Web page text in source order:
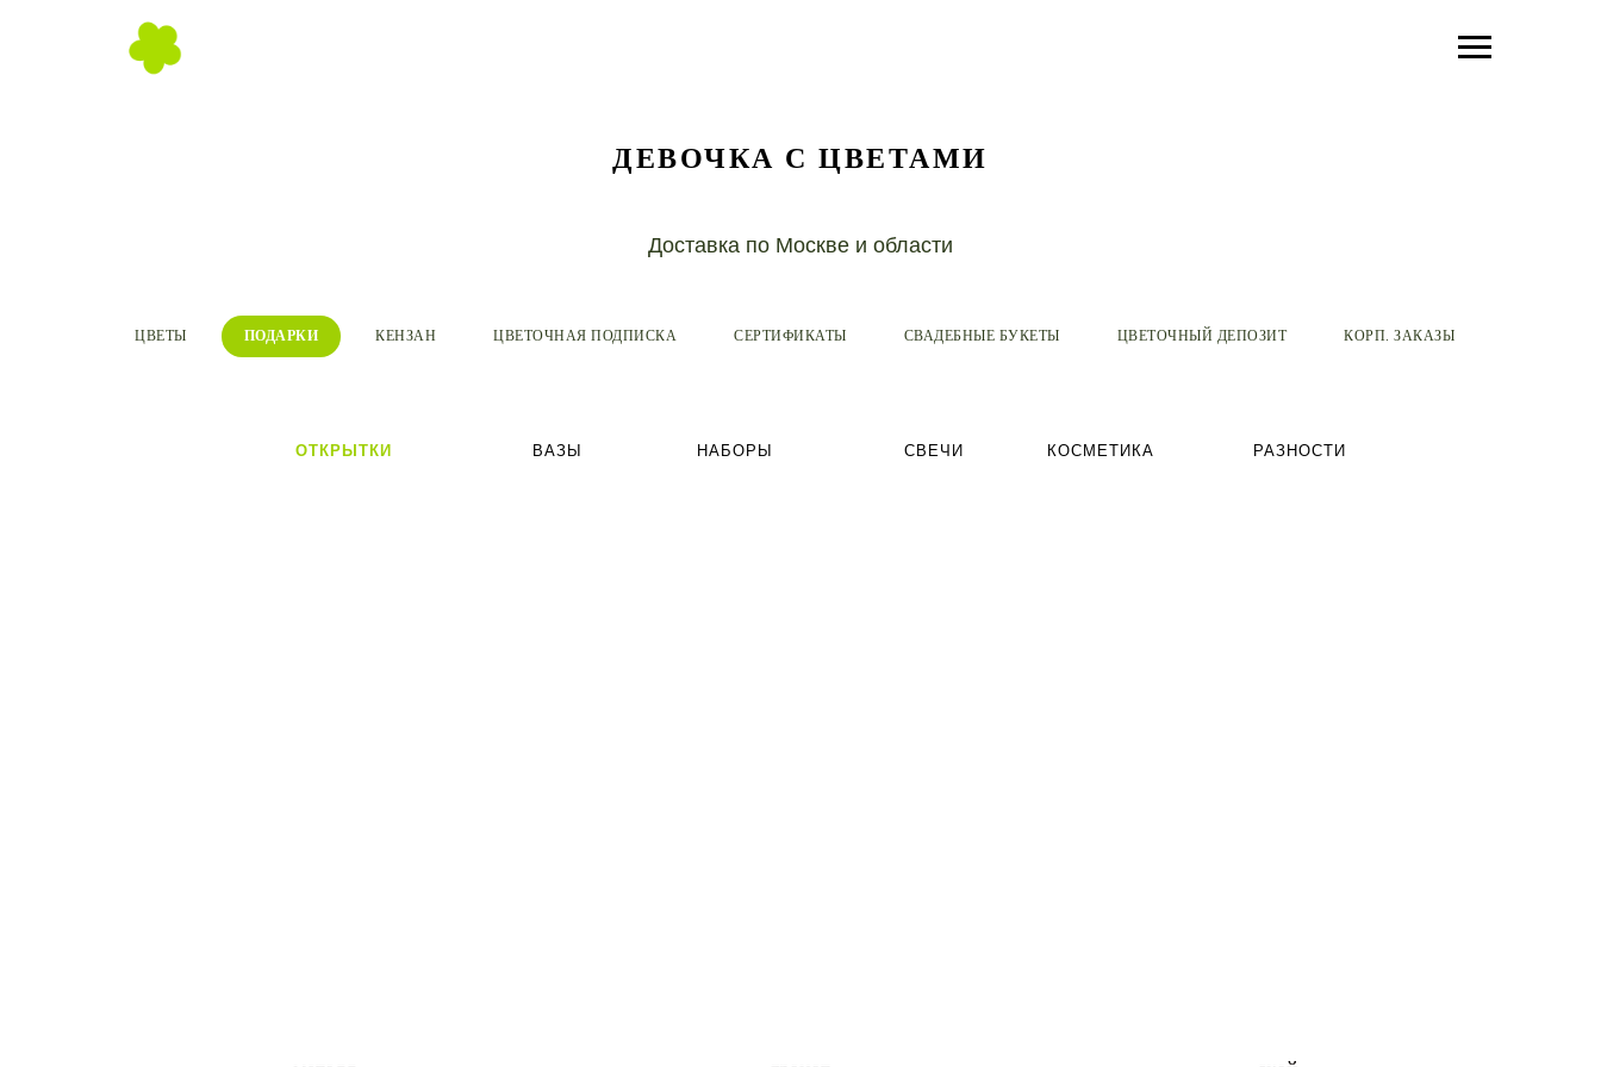
ДЕВОЧКА С ЦВЕТАМИ
Доставка по Москве и области
ЦВЕТЫ ПОДАРКИ КЕНЗАН ЦВЕТОЧНАЯ ПОДПИСКА СЕРТИФИКАТЫ СВАДЕБНЫЕ БУКЕТЫ ЦВЕТОЧНЫЙ ДЕПОЗИТ КОРП. ЗАКАЗЫ
ОТКРЫТКИ ВАЗЫ НАБОРЫ СВЕЧИ КОСМЕТИКА РАЗНОСТИ